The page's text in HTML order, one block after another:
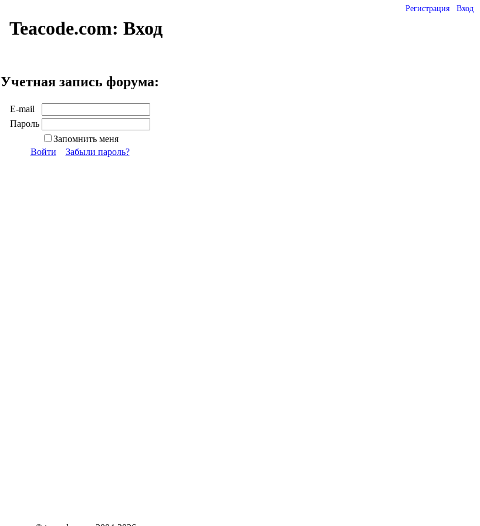
Регистрация Вход
Teacode.com: Вход
Учетная запись форума:
E-mail
Пароль
Запомнить меня
Войти
Забыли пароль?